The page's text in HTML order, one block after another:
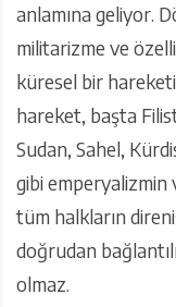
anlamına geliyor.
militarizme ve
küresel bir
hareket, başta
Sudan, Sahel,
gibi
tüm halkların
doğrudan
olmaz.